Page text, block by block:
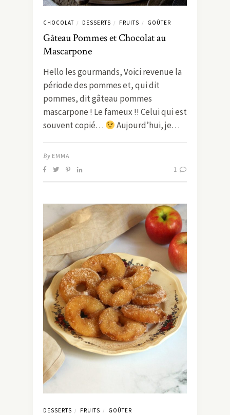
CHOCOLAT / DESSERTS / FRUITS / GOÛTER
Gâteau Pommes et Chocolat au
Mascarpone
Hello les gourmands, Voici revenue la
période des pommes et, qui dit
pommes, dit gâteau pommes
mascarpone ! Le fameux !! Celui qui est
souvent copié…
Aujourd’hui, je…
By EMMA
1
DESSERTS / FRUITS / GOÛTER